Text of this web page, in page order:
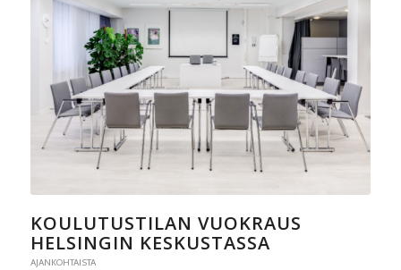
KOULUTUSTILAN VUOKRAUS
HELSINGIN KESKUSTASSA
AJANKOHTAISTA